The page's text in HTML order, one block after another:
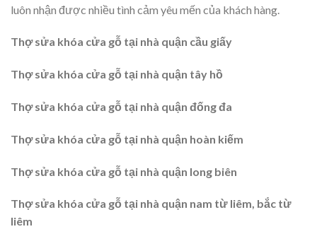
luôn nhận được nhiều tình cảm yêu mến của khách hàng.
Thợ sửa khóa cửa gỗ tại nhà quận cầu giấy
Thợ sửa khóa cửa gỗ tại nhà quận tây hồ
Thợ sửa khóa cửa gỗ tại nhà quận đống đa
Thợ sửa khóa cửa gỗ tại nhà quận hoàn kiếm
Thợ sửa khóa cửa gỗ tại nhà quận long biên
Thợ sửa khóa cửa gỗ tại nhà quận nam từ liêm, bắc từ
liêm